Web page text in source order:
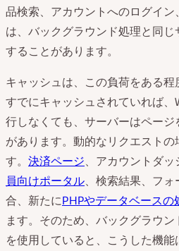
品検索、アカウントへのログイ
は、バックグラウンド処理と同
することがあります。
キャッシュは、この負荷をある
すでにキャッシュされていれば
行しなくても、サーバーはペー
があります。動的なリクエストの
す。 決済ページ、アカウントダッ
員向けポータル、検索結果、フ
合、新たにPHPやデータベースの
ます。そのため、バックグラウ
を使用していると、こうした機